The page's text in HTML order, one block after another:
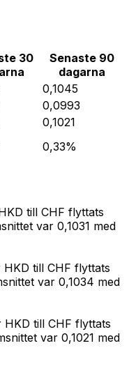
30
Senaste 90
dagarna
0,1045
0,0993
0,1021
0,33%
till CHF flyttats
var 0,1031 med
till CHF flyttats
var 0,1034 med
till CHF flyttats
var 0,1021 med